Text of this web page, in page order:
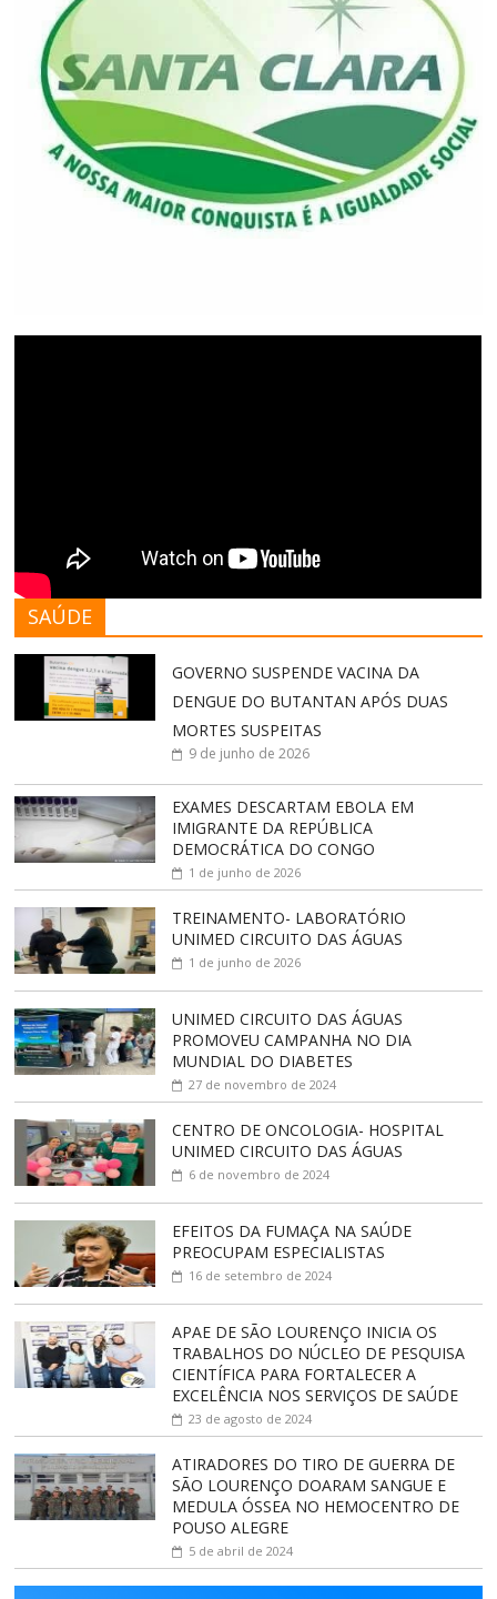
SAÚDE
GOVERNO SUSPENDE VACINA DA
DENGUE DO BUTANTAN APÓS DUAS
MORTES SUSPEITAS
9 de junho de 2026
EXAMES DESCARTAM EBOLA EM
IMIGRANTE DA REPÚBLICA
DEMOCRÁTICA DO CONGO
1 de junho de 2026
TREINAMENTO- LABORATÓRIO
UNIMED CIRCUITO DAS ÁGUAS
1 de junho de 2026
UNIMED CIRCUITO DAS ÁGUAS
PROMOVEU CAMPANHA NO DIA
MUNDIAL DO DIABETES
27 de novembro de 2024
CENTRO DE ONCOLOGIA- HOSPITAL
UNIMED CIRCUITO DAS ÁGUAS
6 de novembro de 2024
EFEITOS DA FUMAÇA NA SAÚDE
PREOCUPAM ESPECIALISTAS
16 de setembro de 2024
APAE DE SÃO LOURENÇO INICIA OS
TRABALHOS DO NÚCLEO DE PESQUISA
CIENTÍFICA PARA FORTALECER A
EXCELÊNCIA NOS SERVIÇOS DE SAÚDE
23 de agosto de 2024
ATIRADORES DO TIRO DE GUERRA DE
SÃO LOURENÇO DOARAM SANGUE E
MEDULA ÓSSEA NO HEMOCENTRO DE
POUSO ALEGRE
5 de abril de 2024